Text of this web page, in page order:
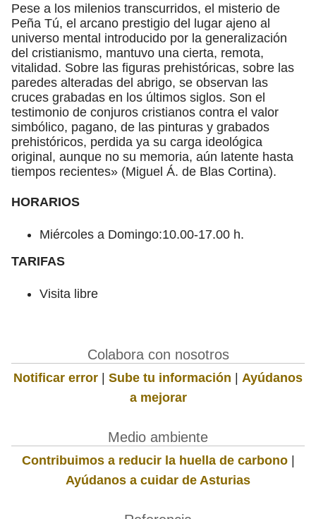
Pese a los milenios transcurridos, el misterio de
Peña Tú, el arcano prestigio del lugar ajeno al
universo mental introducido por la generalización
del cristianismo, mantuvo una cierta, remota,
vitalidad. Sobre las figuras prehistóricas, sobre las
paredes alteradas del abrigo, se observan las
cruces grabadas en los últimos siglos. Son el
testimonio de conjuros cristianos contra el valor
simbólico, pagano, de las pinturas y grabados
prehistóricos, perdida ya su carga ideológica
original, aunque no su memoria, aún latente hasta
tiempos recientes» (Miguel Á. de Blas Cortina).
HORARIOS
Miércoles a Domingo:10.00-17.00 h.
TARIFAS
Visita libre
Colabora con nosotros
Notificar error | Sube tu información | Ayúdanos
a mejorar
Medio ambiente
Contribuimos a reducir la huella de carbono|
Ayúdanos a cuidar de Asturias